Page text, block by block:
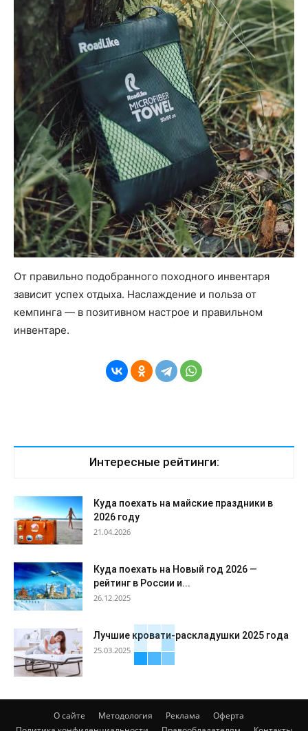
От правильно подобранного походного инвентаря
зависит успех отдыха. Наслаждение и польза от
кемпинга — в позитивном настрое и правильном
инвентаре.
Интересные рейтинги:
Куда поехать на майские праздники в
2026 году
21.04.2026
Куда поехать на Новый год 2026 —
рейтинг в России и...
26.12.2025
Лучшие кровати-раскладушки 2025 года
25.03.2025
О сайте Методология Реклама
Оферта